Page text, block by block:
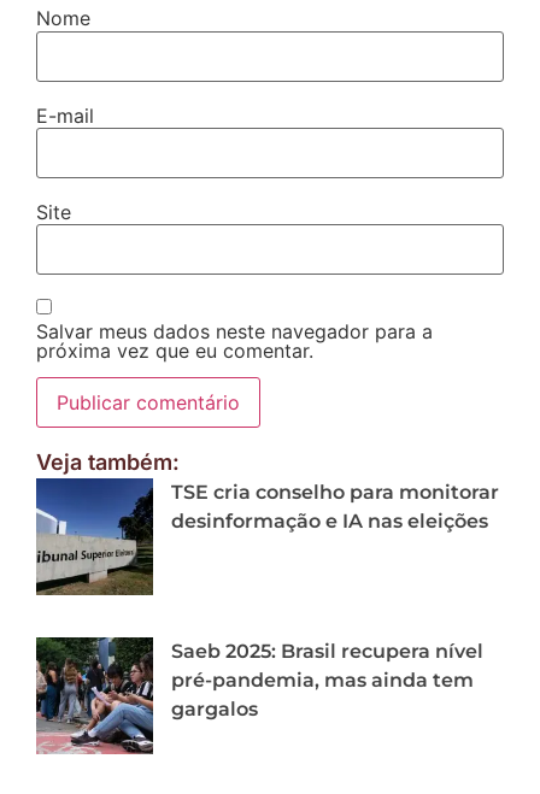
Nome
E-mail
Site
Salvar meus dados neste navegador para a
próxima vez que eu comentar.
Veja também:
TSE cria conselho para monitorar
desinformação e IA nas eleições
Saeb 2025: Brasil recupera nível
pré-pandemia, mas ainda tem
gargalos